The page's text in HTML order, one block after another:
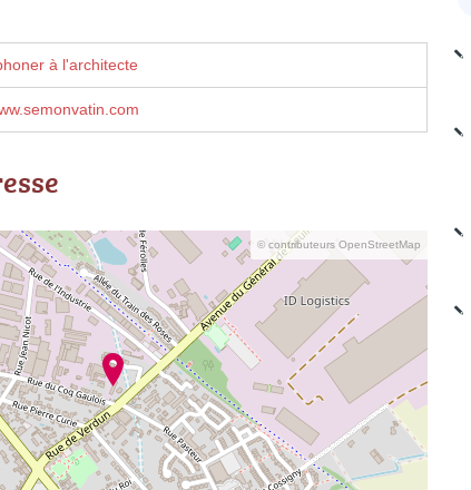
à l'architecte
© contributeurs OpenStreetMap